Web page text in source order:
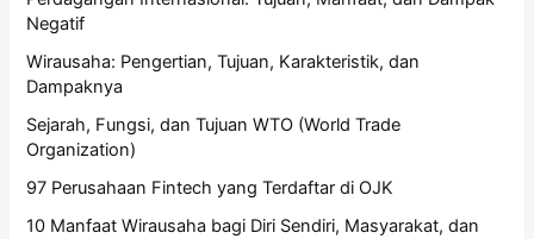
Negatif
Wirausaha: Pengertian, Tujuan, Karakteristik, dan
Dampaknya
Sejarah, Fungsi, dan Tujuan WTO (World Trade
Organization)
97 Perusahaan Fintech yang Terdaftar di OJK
10 Manfaat Wirausaha bagi Diri Sendiri, Masyarakat, dan